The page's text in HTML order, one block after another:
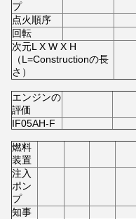
プ
点火順序
回転
次元L X W X H
（L=Constructionの長
さ）
エンジンの
評価
IF05AH-F
燃料
装置
注入
ポン
プ
知事